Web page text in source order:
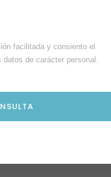
facilitada y consiento el
de carácter personal.